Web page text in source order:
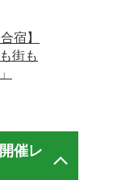
宿】
街も
催レ